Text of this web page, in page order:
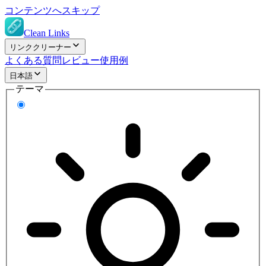
コンテンツへスキップ
Clean Links
リンククリーナー
よくある質問 レビュー使用例
日本語
テーマ